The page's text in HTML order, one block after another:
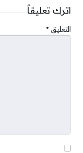
اترك تعليقاً
التعليق *